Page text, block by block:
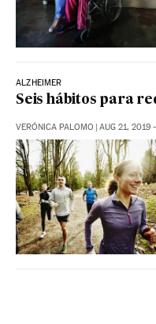
ALZHEIMER
Seis hábitos para
VERÓNICA PALOMO | AUG 21, 2019